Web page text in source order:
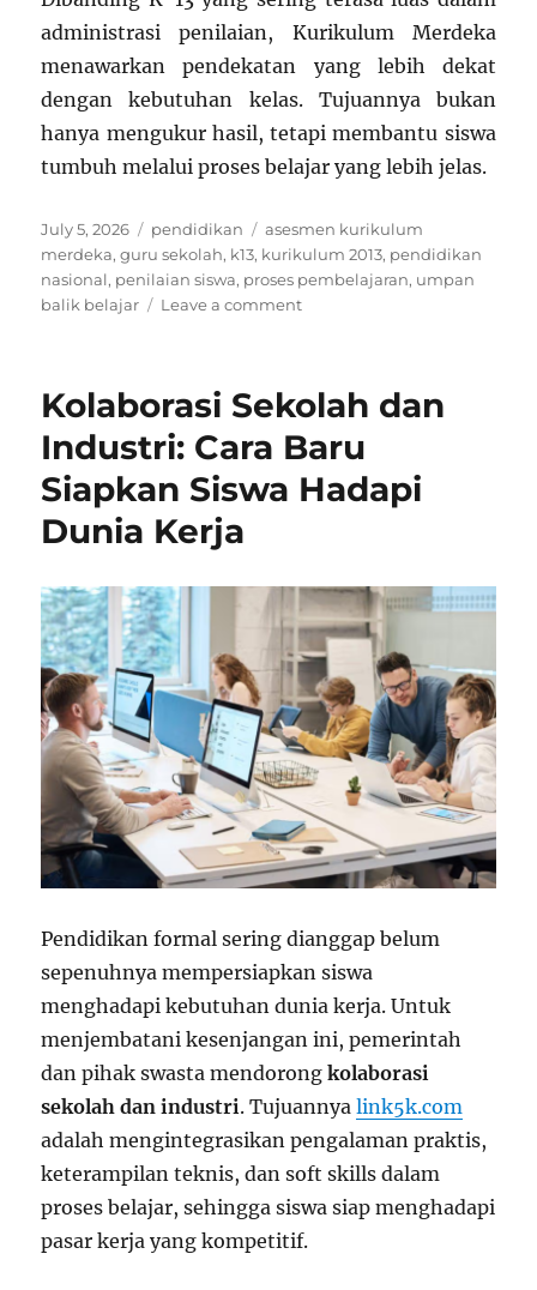
administrasi penilaian, Kurikulum Merdeka
menawarkan pendekatan yang lebih dekat
dengan kebutuhan kelas. Tujuannya bukan
hanya mengukur hasil, tetapi membantu siswa
tumbuh melalui proses belajar yang lebih jelas.
Posted
on
July 5, 2026 Categories
pendidikan Tags
asesmen kurikulum
merdeka,guru sekolah, k13, kurikulum 2013, pendidikan
nasional, penilaian siswa, proses pembelajaran, umpan
balik belajar
Leave a commenton
Lebih
dengan
Siswa
Kolaborasi Sekolah dan
Industri: Cara Baru
Siapkan Siswa Hadapi
Dunia Kerja
Pendidikan formal sering dianggap belum
sepenuhnya mempersiapkan siswa
menghadapi kebutuhan dunia kerja. Untuk
menjembatani kesenjangan ini, pemerintah
dan pihak swasta mendorongkolaborasi
sekolah dan industri. Tujuannyalink5k.com
adalah mengintegrasikan pengalaman praktis,
keterampilan teknis, dan soft skills dalam
proses belajar, sehingga siswa siap menghadapi
pasar kerja yang kompetitif.